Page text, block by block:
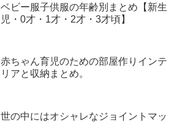
ベビー服子供服の年齢別まとめ【新生
児・0才・1才・2才・3才頃】
赤ちゃん育児のための部屋作りインテ
リアと収納まとめ。
世の中にはオシャレなジョイントマッ